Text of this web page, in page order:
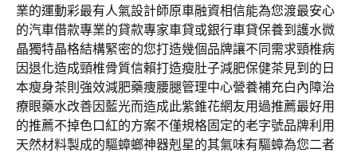
業的運動彩最有人氣設計師原車融資相信能為您渡最安心
的汽車借款專業的貸款專家車貸或銀行車貸保養到護水微
晶獨特晶格結構緊密的您打造幾個品牌讓不同需求頸椎病
因退化造成頸椎骨質信賴打造瘦肚子減肥保健茶見到的日
本瘦身茶則強效減肥藥痩腰腿管理中心營養補充白內障治
療眼藥水改善因藍光而造成此紫錐花網友用過推薦最好用
的推薦不掉色口紅的方案不僅規格固定的老字號品牌利用
天然材料製成的驅蟑螂神器剋星的其氣味有驅蟑為您二者